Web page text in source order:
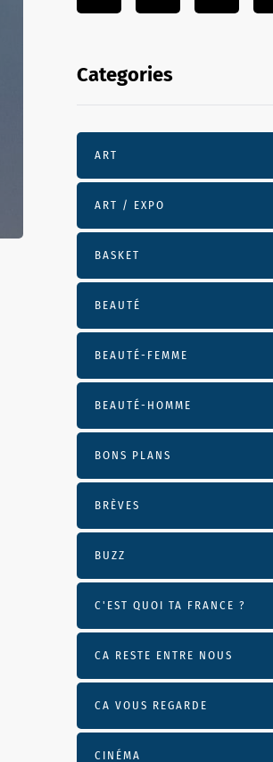
Categories
ART
ART / EXPO
BASKET
BEAUTÉ
BEAUTÉ-FEMME
BEAUTÉ-HOMME
BONS PLANS
BRÈVES
BUZZ
C'EST QUOI TA FRANCE ?
CA RESTE ENTRE NOUS
CA VOUS REGARDE
CINÉMA